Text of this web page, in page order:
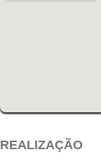
REALIZAÇÃO